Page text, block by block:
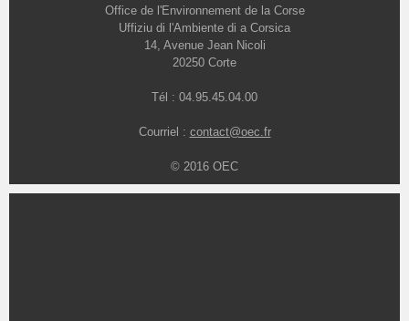
Office de l'Environnement de la Corse
Uffiziu di l'Ambiente di a Corsica
14, Avenue Jean Nicoli
20250 Corte
Tél : 04.95.45.04.00
Courriel : contact@oec.fr
© 2016 OEC